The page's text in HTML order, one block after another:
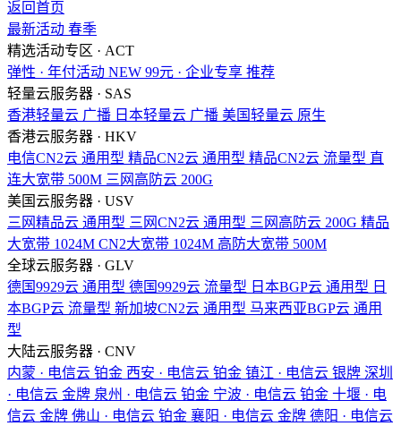
返回首页
最新活动 春季
精选活动专区 · ACT
弹性 · 年付活动 NEW 99元 · 企业专享 推荐
轻量云服务器 · SAS
香港轻量云 广播 日本轻量云 广播 美国轻量云 原生
香港云服务器 · HKV
电信CN2云 通用型 精品CN2云 通用型 精品CN2云 流量型 直
连大宽带 500M 三网高防云 200G
美国云服务器 · USV
三网精品云 通用型 三网CN2云 通用型 三网高防云 200G 精品
大宽带 1024M CN2大宽带 1024M 高防大宽带 500M
全球云服务器 · GLV
德国9929云 通用型 德国9929云 流量型 日本BGP云 通用型 日
本BGP云 流量型 新加坡CN2云 通用型 马来西亚BGP云 通用
型
大陆云服务器 · CNV
内蒙 · 电信云 铂金 西安 · 电信云 铂金 镇江 · 电信云 银牌 深圳
· 电信云 金牌 泉州 · 电信云 铂金 宁波 · 电信云 铂金 十堰 · 电
信云 金牌 佛山 · 电信云 铂金 襄阳 · 电信云 金牌 德阳 · 电信云